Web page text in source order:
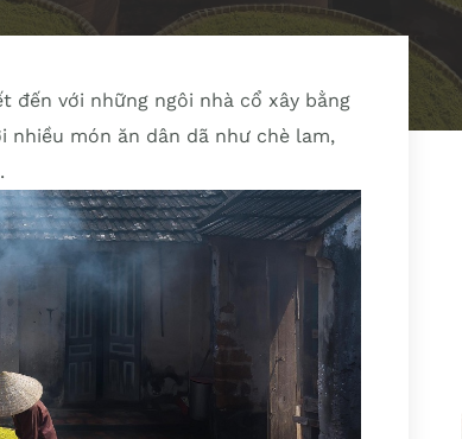
đến với những ngôi nhà cổ xây bằng
món ăn dân dã như chè lam,